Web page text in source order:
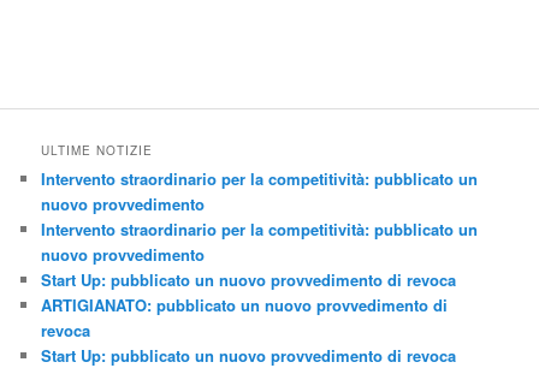
ULTIME NOTIZIE
Intervento straordinario per la competitività: pubblicato un
nuovo provvedimento
Intervento straordinario per la competitività: pubblicato un
nuovo provvedimento
Start Up: pubblicato un nuovo provvedimento di revoca
ARTIGIANATO: pubblicato un nuovo provvedimento di
revoca
Start Up: pubblicato un nuovo provvedimento di revoca